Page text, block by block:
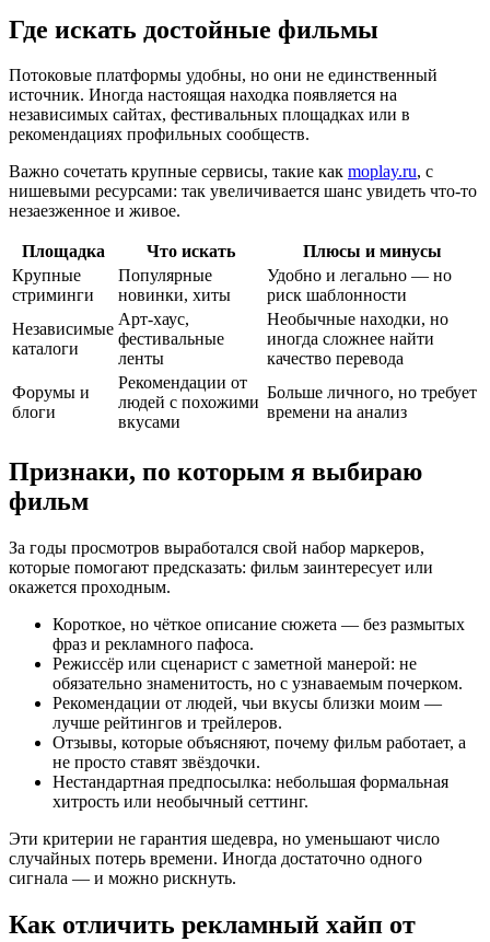
Где искать достойные фильмы
Потоковые платформы удобны, но они не единственный
источник. Иногда настоящая находка появляется на
независимых сайтах, фестивальных площадках или в
рекомендациях профильных сообществ.
Важно сочетать крупные сервисы, такие как moplay.ru, с
нишевыми ресурсами: так увеличивается шанс увидеть что-то
незаезженное и живое.
Площадка Что искать
Плюсы и минусы
Крупные
стриминги
Популярные
новинки, хиты
Удобно и легально — но
риск шаблонности
Независимые
каталоги
Арт-хаус,
фестивальные
ленты
Необычные находки, но
иногда сложнее найти
качество перевода
Форумы и
блоги
Рекомендации от
людей с похожими
вкусами
Больше личного, но требует
времени на анализ
Признаки, по которым я выбираю
фильм
За годы просмотров выработался свой набор маркеров,
которые помогают предсказать: фильм заинтересует или
окажется проходным.
Короткое, но чёткое описание сюжета — без размытых
фраз и рекламного пафоса.
Режиссёр или сценарист с заметной манерой: не
обязательно знаменитость, но с узнаваемым почерком.
Рекомендации от людей, чьи вкусы близки моим —
лучше рейтингов и трейлеров.
Отзывы, которые объясняют, почему фильм работает, а
не просто ставят звёздочки.
Нестандартная предпосылка: небольшая формальная
хитрость или необычный сеттинг.
Эти критерии не гарантия шедевра, но уменьшают число
случайных потерь времени. Иногда достаточно одного
сигнала — и можно рискнуть.
Как отличить рекламный хайп от